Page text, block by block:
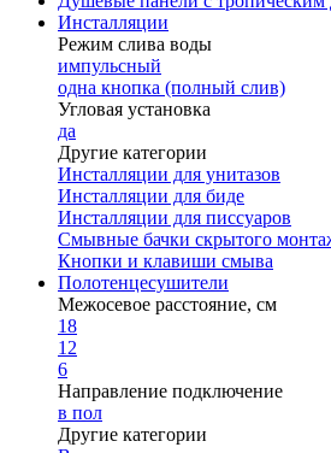
Инсталляции
Режим слива воды
импульсный
одна кнопка (полный слив)
Угловая установка
да
Другие категории
Инсталляции для унитазов
Инсталляции для биде
Инсталляции для писсуаров
Смывные бачки скрытого
Кнопки и клавиши смыва
Полотенцесушители
Межосевое расстояние, см
18
12
6
Направление подключение
в пол
Другие категории